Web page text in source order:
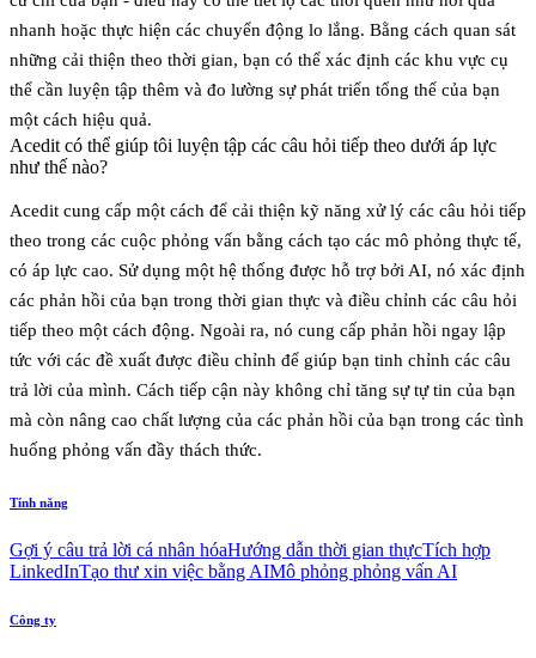
nhanh hoặc thực hiện các chuyển động lo lắng. Bằng cách quan sát
những cải thiện theo thời gian, bạn có thể xác định các khu vực cụ
thể cần luyện tập thêm và đo lường sự phát triển tổng thể của bạn
một cách hiệu quả.
Acedit có thể giúp tôi luyện tập các câu hỏi tiếp theo dưới áp lực
như thế nào?
Acedit cung cấp một cách để cải thiện kỹ năng xử lý các câu hỏi tiếp
theo trong các cuộc phỏng vấn bằng cách tạo các mô phỏng thực tế,
có áp lực cao. Sử dụng một hệ thống được hỗ trợ bởi AI, nó xác định
các phản hồi của bạn trong thời gian thực và điều chỉnh các câu hỏi
tiếp theo một cách động. Ngoài ra, nó cung cấp phản hồi ngay lập
tức với các đề xuất được điều chỉnh để giúp bạn tinh chỉnh các câu
trả lời của mình. Cách tiếp cận này không chỉ tăng sự tự tin của bạn
mà còn nâng cao chất lượng của các phản hồi của bạn trong các tình
huống phỏng vấn đầy thách thức.
Tính năng
Gợi ý câu trả lời cá nhân hóaHướng dẫn thời gian thựcTích hợp
LinkedInTạo thư xin việc bằng AIMô phỏng phỏng vấn AI
Công ty